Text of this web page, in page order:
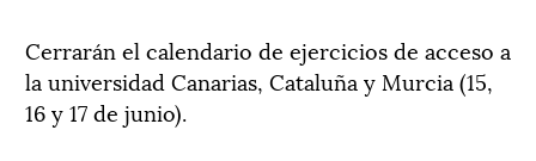
Cerrarán el calendario de ejercicios de acceso a
la universidad Canarias, Cataluña y Murcia (15,
16 y 17 de junio).